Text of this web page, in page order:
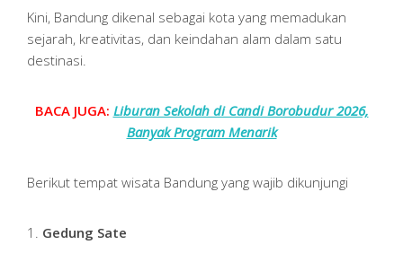
Kini, Bandung dikenal sebagai kota yang memadukan
sejarah, kreativitas, dan keindahan alam dalam satu
destinasi.
BACA JUGA: Liburan Sekolah di Candi Borobudur 2026,
Banyak Program Menarik
Berikut tempat wisata Bandung yang wajib dikunjungi
1. Gedung Sate